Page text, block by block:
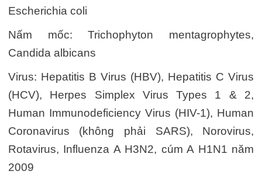
Escherichia coli
Nấm mốc: Trichophyton mentagrophytes,
Candida albicans
Virus: Hepatitis B Virus (HBV), Hepatitis C Virus
(HCV), Herpes Simplex Virus Types 1 & 2,
Human Immunodeficiency Virus (HIV-1), Human
Coronavirus (không phải SARS), Norovirus,
Rotavirus, Influenza A H3N2, cúm A H1N1 năm
2009